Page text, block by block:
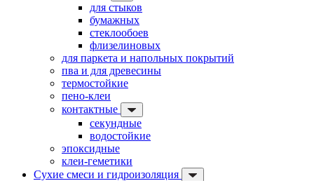
для стыков
бумажных
стеклообоев
флизелиновых
для паркета и напольных покрытий
пва и для древесины
термостойкие
пено-клеи
контактные
секундные
водостойкие
эпоксидные
клеи-геметики
Сухие смеси и гидроизоляция